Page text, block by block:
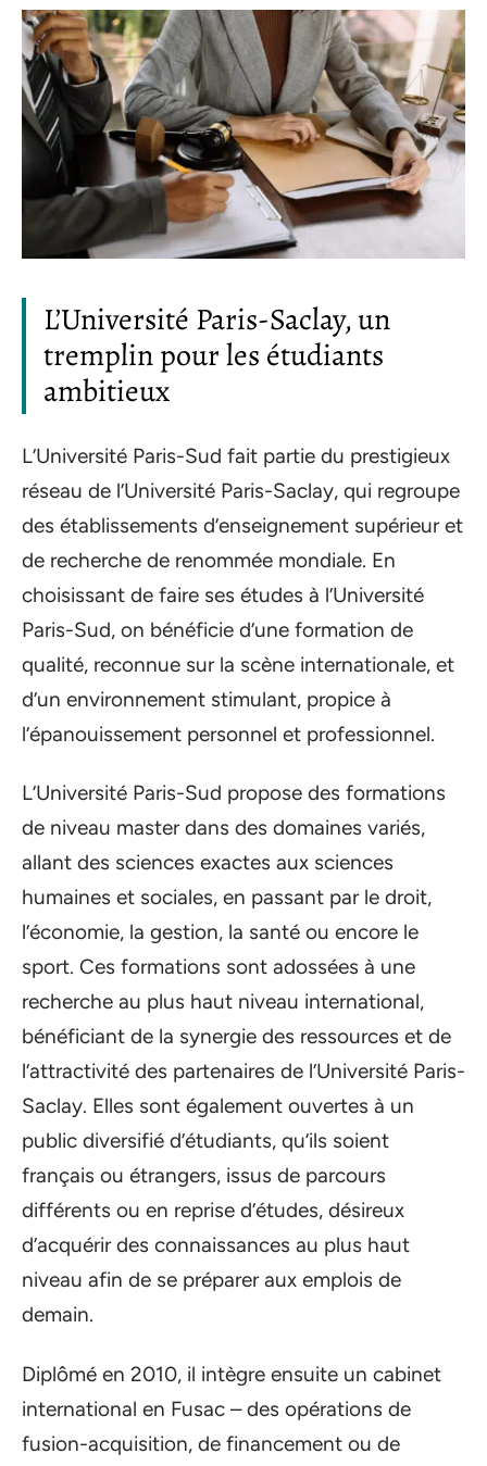
L’Université Paris-Saclay, un
tremplin pour les étudiants
ambitieux
L’Université Paris-Sud fait partie du prestigieux
réseau de l’Université Paris-Saclay, qui regroupe
des établissements d’enseignement supérieur et
de recherche de renommée mondiale. En
choisissant de faire ses études à l’Université
Paris-Sud, on bénéficie d’une formation de
qualité, reconnue sur la scène internationale, et
d’un environnement stimulant, propice à
l’épanouissement personnel et professionnel.
L’Université Paris-Sud propose des formations
de niveau master dans des domaines variés,
allant des sciences exactes aux sciences
humaines et sociales, en passant par le droit,
l’économie, la gestion, la santé ou encore le
sport. Ces formations sont adossées à une
recherche au plus haut niveau international,
bénéficiant de la synergie des ressources et de
l’attractivité des partenaires de l’Université Paris-
Saclay. Elles sont également ouvertes à un
public diversifié d’étudiants, qu’ils soient
français ou étrangers, issus de parcours
différents ou en reprise d’études, désireux
d’acquérir des connaissances au plus haut
niveau afin de se préparer aux emplois de
demain.
Diplômé en 2010, il intègre ensuite un cabinet
international en Fusac – des opérations de
fusion-acquisition, de financement ou de